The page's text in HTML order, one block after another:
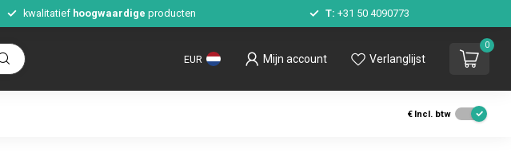
kwalitatief hoogwaardige producten T: +31 50 4090773
EUR Mijn account Verlanglijst
0
€ Incl. btw